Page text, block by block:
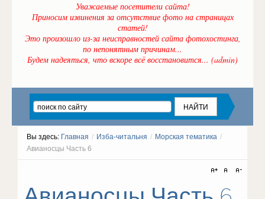
Уважаемые посетители сайта!
Приносим извинения за отсутствие фото на страницах
статей!
Это произошло из-за неисправностей сайта фотохостинга,
по непонятным причинам...
Будем надеяться, что вскоре всё восстановится... (admin)
Вы здесь: Главная / Изба-читальня / Морская тематика /
Авианосцы Часть 6